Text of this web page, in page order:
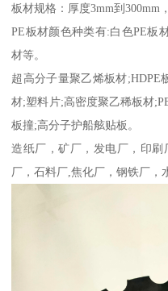
板材规格：厚度3mm到300mm
PE板材颜色种类有:白色PE板
材等。
超高分子量聚乙烯板材;HDPE
材;塑料片;高密度聚乙稀板材
板撞;高分子护船舷贴板。
造纸厂，矿厂，发电厂，印
厂，石料厂,焦化厂，钢铁厂，